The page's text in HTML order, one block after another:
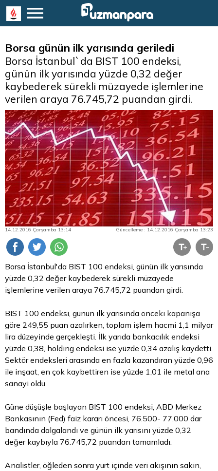
Borsa günün ilk yarısında geriledi
Borsa İstanbul`da BIST 100 endeksi,
günün ilk yarısında yüzde 0,32 değer
kaybederek sürekli müzayede işlemlerine
verilen araya 76.745,72 puandan girdi.
14.12.2016 Çarşamba 13:14 Güncelleme : 14.12.2016 Çarşamba 13:23
Borsa İstanbul'da BIST 100 endeksi, günün ilk yarısında
yüzde 0,32 değer kaybederek sürekli müzayede
işlemlerine verilen araya 76.745,72 puandan girdi.
BIST 100 endeksi, günün ilk yarısında önceki kapanışa
göre 249,55 puan azalırken, toplam işlem hacmi 1,1 milyar
lira düzeyinde gerçekleşti. İlk yarıda bankacılık endeksi
yüzde 0,38, holding endeksi ise yüzde 0,34 azalış kaydetti.
Sektör endeksleri arasında en fazla kazandıran yüzde 0,96
ile inşaat, en çok kaybettiren ise yüzde 1,01 ile metal ana
sanayi oldu.
Güne düşüşle başlayan BIST 100 endeksi, ABD Merkez
Bankasının (Fed) faiz kararı öncesi, 76.500- 77.000 dar
bandında dalgalandı ve günün ilk yarısını yüzde 0,32
değer kaybıyla 76.745,72 puandan tamamladı.
Analistler, öğleden sonra yurt içinde veri akışının sakin,